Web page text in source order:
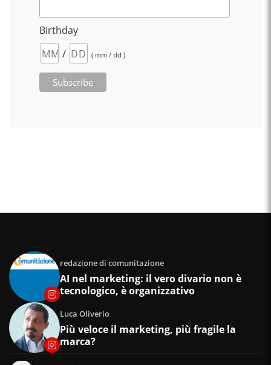
Birthday
/
( mm / dd )
redazione di comunitazione
AI nel marketing: il vero divario non è
tecnologico, è organizzativo
Luca Oliverio
Più veloce il marketing, più fragile la
marca?